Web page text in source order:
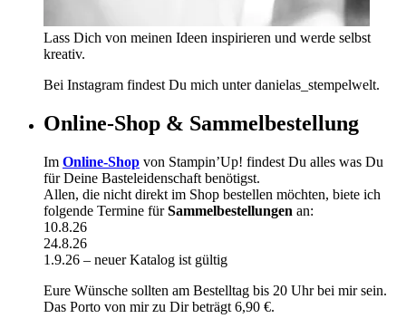
Lass Dich von meinen Ideen inspirieren und werde selbst
kreativ.
Bei Instagram findest Du mich unter danielas_stempelwelt.
Online-Shop & Sammelbestellung
Im Online-Shop von Stampin’Up! findest Du alles was Du
für Deine Basteleidenschaft benötigst.
Allen, die nicht direkt im Shop bestellen möchten, biete ich
folgende Termine fürSammelbestellungen an:
10.8.26
24.8.26
1.9.26 – neuer Katalog ist gültig
Eure Wünsche sollten am Bestelltag bis 20 Uhr bei mir sein.
Das Porto von mir zu Dir beträgt 6,90 €.